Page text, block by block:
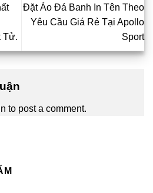
Tử.
Đặt Áo Đá Banh In Tên Theo
Yêu Cầu Giá Rẻ Tại Apollo
Sport
to post a comment.